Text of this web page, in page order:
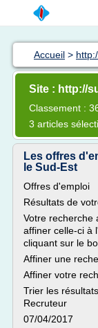
Accueil >
Site : http://
Classement :
3 articles
Les offres
le Sud-Est
Offres d'emploi
Résultats de
Votre recherche
affiner celle-ci à
cliquant sur le
Affiner une
Affiner votre
Trier les
Recruteur
07/04/2017